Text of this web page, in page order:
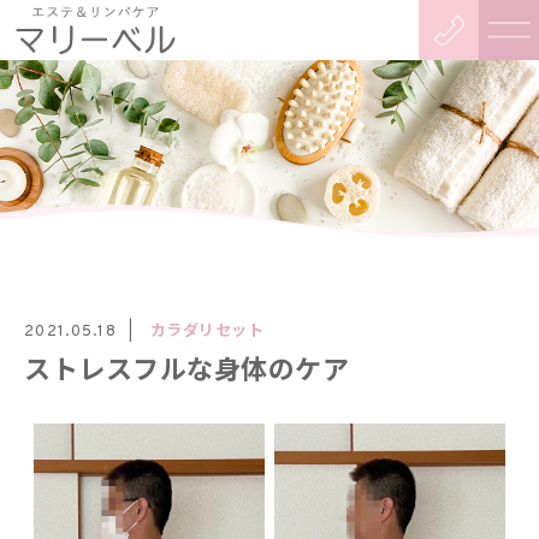
2021.05.18 カラダリセット
ストレスフルな身体のケア